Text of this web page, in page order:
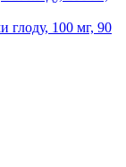
глоду, 100 мг, 90